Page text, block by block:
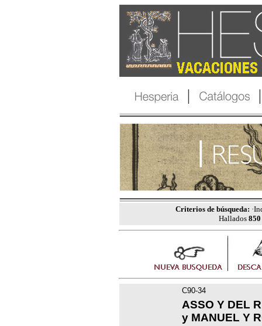
Criterios de búsqueda:
Hallados 850
C90-34
ASSO Y DEL
y MANUEL Y